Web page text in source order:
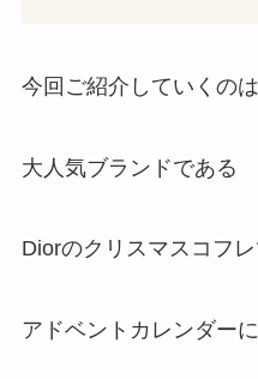
今回ご紹介していくのは
大人気ブランドである
Diorのクリスマスコフ
アドベントカレンダー